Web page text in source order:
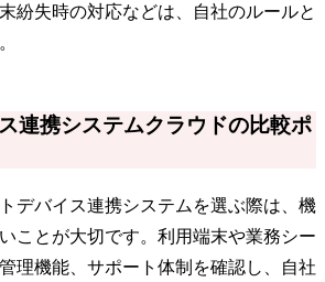
紛失時の対応などは、自社のルールと
連携システムクラウドの比較ポ
デバイス連携システムを選ぶ際は、機
ことが大切です。利用端末や業務シー
理機能、サポート体制を確認し、自社